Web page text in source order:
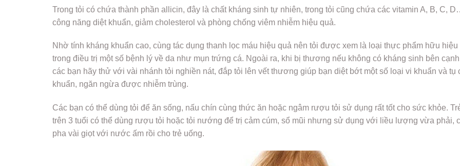
Trong tỏi có chứa thành phần allicin, đây là chất kháng sinh tự nhiên, trong tỏi cũng chứa các vitamin A, B, C,
công năng diệt khuẩn, giảm cholesterol và phòng chống viêm nhiễm hiệu quả.
Nhờ tính kháng khuẩn cao, cùng tác dụng thanh lọc máu hiệu quả nên tỏi được xem là loại thực phẩm hữu hiệu
trong điều trị một số bệnh lý về da như mụn trứng cá. Ngoài ra, khi bị thương nếu không có kháng sinh bên
các bạn hãy thử với vài nhánh tỏi nghiền nát, đắp tỏi lên vết thương giúp bạn diệt bớt một số loại vi khuẩn và tụ
khuẩn, ngăn ngừa được nhiễm trùng.
Các bạn có thể dùng tỏi để ăn sống, nấu chín cùng thức ăn hoặc ngâm rượu tỏi sử dụng rất tốt cho sức khỏe.
trên 3 tuổi có thể dùng rượu tỏi hoặc tỏi nướng để trị cảm cúm, sổ mũi nhưng sử dụng với liều lượng vừa phải,
pha vài giọt với nước ấm rồi cho trẻ uống.